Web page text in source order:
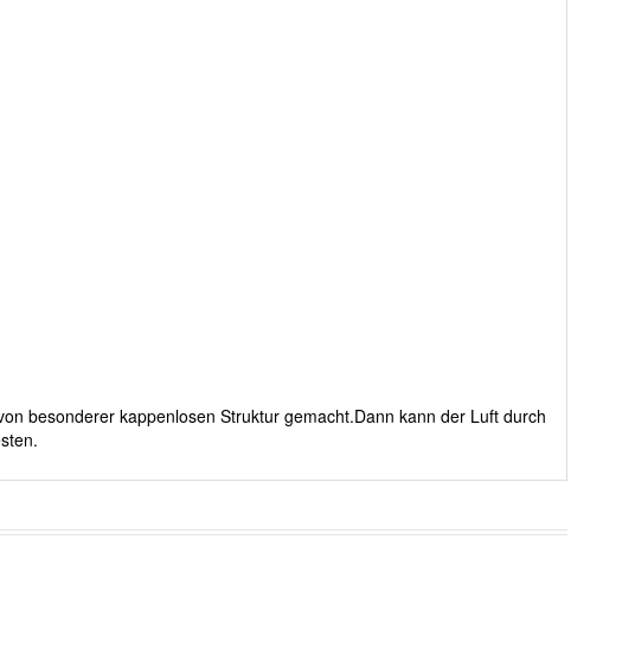
besonderer kappenlosen Struktur gemacht.Dann kann der Luft durch